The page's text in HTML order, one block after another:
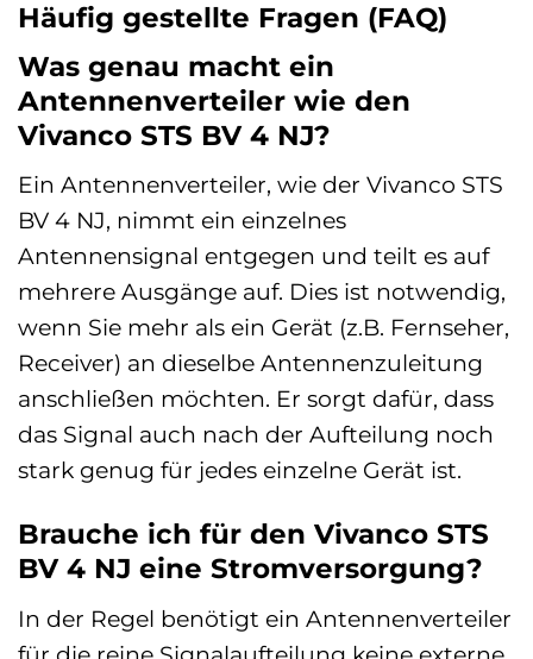
Häufig gestellte Fragen (FAQ)
Was genau macht ein
Antennenverteiler wie den
Vivanco STS BV 4 NJ?
Ein Antennenverteiler, wie der Vivanco STS
BV 4 NJ, nimmt ein einzelnes
Antennensignal entgegen und teilt es auf
mehrere Ausgänge auf. Dies ist notwendig,
wenn Sie mehr als ein Gerät (z.B. Fernseher,
Receiver) an dieselbe Antennenzuleitung
anschließen möchten. Er sorgt dafür, dass
das Signal auch nach der Aufteilung noch
stark genug für jedes einzelne Gerät ist.
Brauche ich für den Vivanco STS
BV 4 NJ eine Stromversorgung?
In der Regel benötigt ein Antennenverteiler